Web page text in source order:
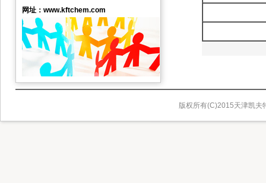
网址：www.kftchem.com
版权所有(C)2015天津凯夫